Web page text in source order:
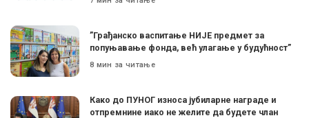
”Грађанско васпитање НИЈЕ предмет за
попуњавање фонда, већ улагање у будућност”
8 мин за читање
Како до ПУНОГ износа јубиларне награде и
отпремнине иако не желите да будете члан